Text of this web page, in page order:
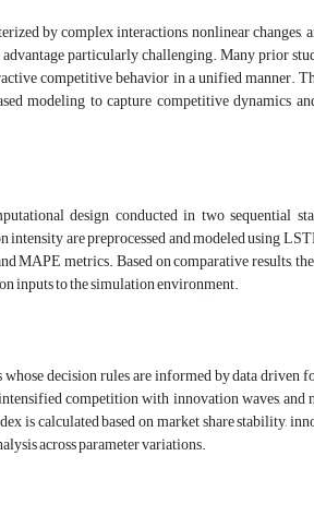
by complex interactions, nonlinear
particularly challenging. Many prior
competitive behavior in a unified manner.
modeling to capture competitive dynamics
design conducted in two sequential
are preprocessed and modeled using
MAPE metrics. Based on comparative results,
inputs to the simulation environment.
whose decision rules are informed by data
competition with innovation waves, and
is calculated based on market share stability,
across parameter variations.